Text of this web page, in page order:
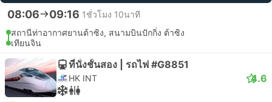
08:06 09:16 1ชั่วโมง 10นาที
สถานีท่าอากาศยานต้าซิง, สนามบินปักกิ่ง ต้าซิง
เทียนจิน
ที่นั่งชั้นสอง | รถไฟ #G8851
HK INT 4.6